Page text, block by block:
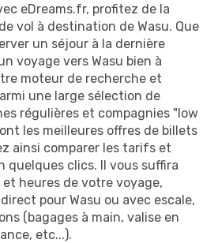
eDreams.fr, profitez de la
vol à destination de Wasu. Que
un séjour à la dernière
voyage vers Wasu bien à
moteur de recherche et
une large sélection de
régulières et compagnies "low
les meilleures offres de billets
ainsi comparer les tarifs et
quelques clics. Il vous suffira
heures de votre voyage,
pour Wasu ou avec escale,
(bagages à main, valise en
etc...).